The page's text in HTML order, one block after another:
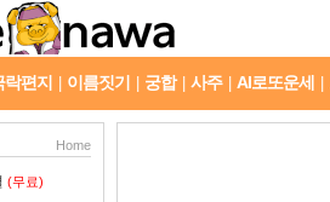
락편지 이름짓기 궁합 사주 AI로또운세
Home
(무료)